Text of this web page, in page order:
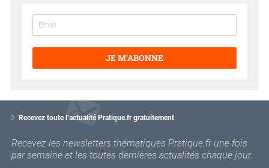
JE M'ABONNE
Recevez toute l’actualité Pratique.fr gratuitement
Recevez les newsletters thématiques Pratique.fr une fois
par semaine et les toutes dernières actualités chaque jour.
o
r
e
e